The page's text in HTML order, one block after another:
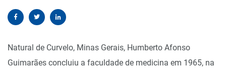
Natural de Curvelo, Minas Gerais, Humberto Afonso
Guimarães concluiu a faculdade de medicina em 1965, na